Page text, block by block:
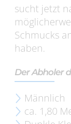
sucht jetzt
Schmucks
haben.
Der Abholer
Männlich
ca. 1,80